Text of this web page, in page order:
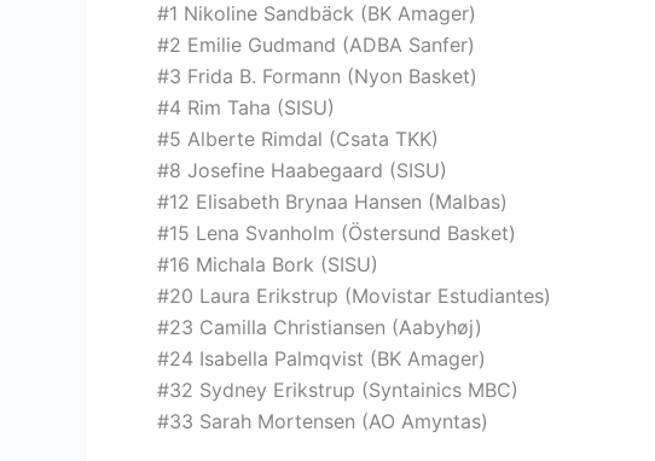
#1 Nikoline Sandbäck (BK Amager)
#2 Emilie Gudmand (ADBA Sanfer)
#3 Frida B. Formann (Nyon Basket)
#4 Rim Taha (SISU)
#5 Alberte Rimdal (Csata TKK)
#8 Josefine Haabegaard (SISU)
#12 Elisabeth Brynaa Hansen (Malbas)
#15 Lena Svanholm (Östersund Basket)
#16 Michala Bork (SISU)
#20 Laura Erikstrup (Movistar Estudiantes)
#23 Camilla Christiansen (Aabyhøj)
#24 Isabella Palmqvist (BK Amager)
#32 Sydney Erikstrup (Syntainics MBC)
#33 Sarah Mortensen (AO Amyntas)